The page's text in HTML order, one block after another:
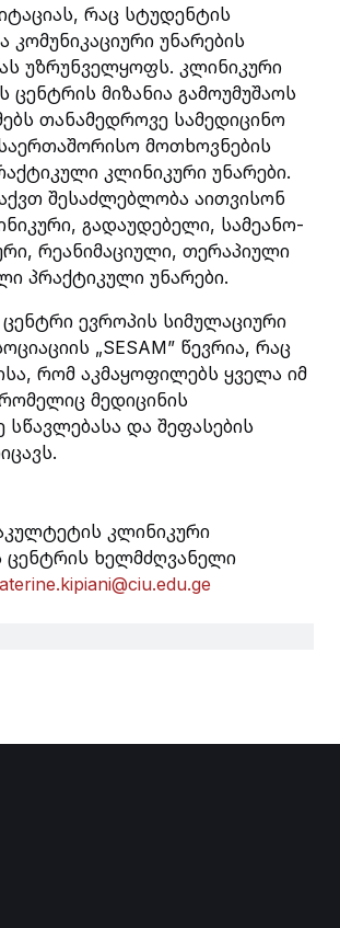
რაც სტუდენტის
კომუნიკაციური უნარების
უზრუნველყოფს. კლინიკური
ცენტრის მიზანია გამოუმუშაოს
თანამედროვე სამედიცინო
მოთხოვნების
კლინიკური უნარები.
შესაძლებლობა აითვისონ
გადაუდებელი, სამეანო-
რეანიმაციული, თერაპიული
პრაქტიკული უნარები.
ევროპის სიმულაციური
„SESAM” წევრია, რაც
რომ აკმაყოფილებს ყველა იმ
მედიცინის
და შეფასების
კლინიკური
ცენტრის ხელმძღვანელი